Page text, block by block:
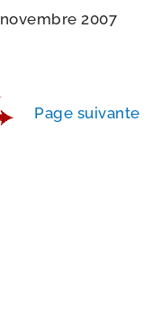
novembre 2007
Page sui­vante